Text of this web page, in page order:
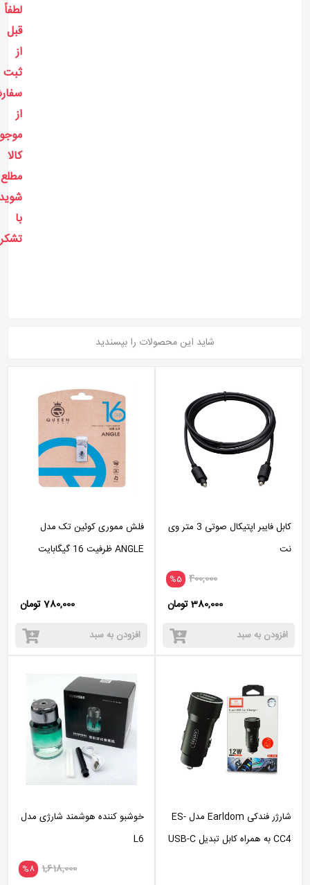
لطفاً
قبل
از
ثبت
از
کالا
مطلع
با
تشکر
شاید این محصولات را بپسندید
کابل فایبر اپتیکال صوتی 3 متر وی
نت
%5 400,000
380,000 تومان
افزودن به سبد
فلش مموری کوئین تک مدل
ANGLE ظرفیت 16 گیگابایت
780,000 تومان
افزودن به سبد
شارژر فندکی Earldom مدل ES-
CC4 به همراه کابل تبدیل USB-C
خوشبو کننده هوشمند شارژی مدل
L6
%8 1,618,000